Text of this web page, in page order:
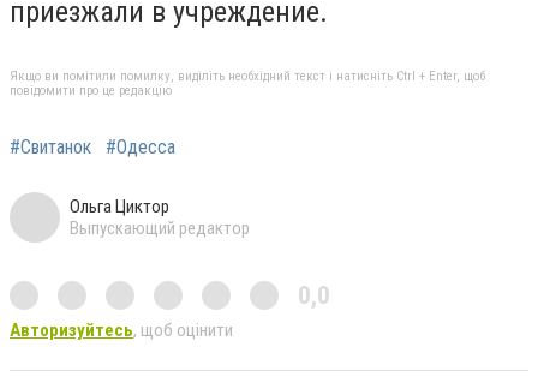
приезжали в учреждение.
Якщо ви помітили помилку, виділіть необхідний текст і натисніть Ctrl + Enter, щоб
повідомити про це редакцію
#Свитанок #Одесса
Ольга Циктор
Выпускающий редактор
0,0
Авторизуйтесь, щоб оцінити